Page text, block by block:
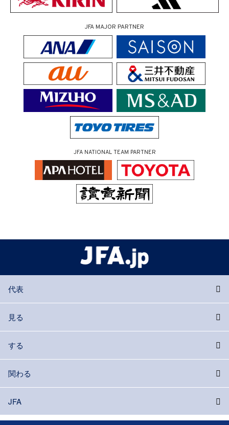
JFA MAJOR PARTNER
JFA NATIONAL TEAM PARTNER
代表
見る
する
関わる
JFA